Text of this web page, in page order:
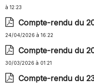
à 12:23
Compte-rendu du
24/04/2026 à 16:22
Compte-rendu du
30/03/2026 à 01:21
Compte-rendu du